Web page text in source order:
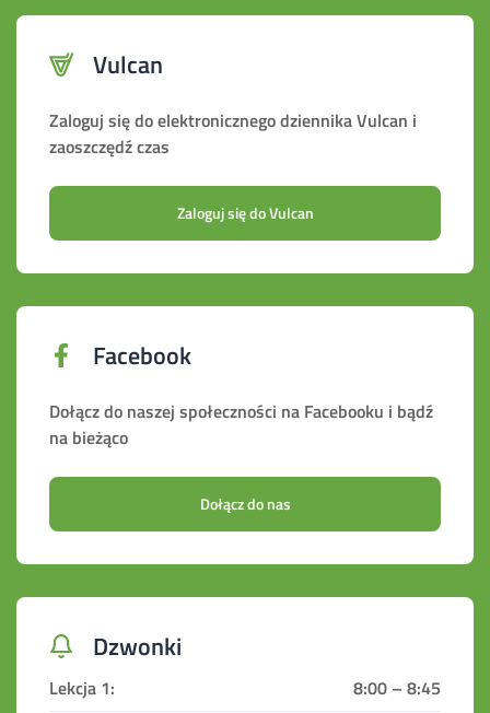
Vulcan
Zaloguj się do elektronicznego dziennika Vulcan i
zaoszczędź czas
Zaloguj się do Vulcan
Facebook
Dołącz do naszej społeczności na Facebooku i bądź
na bieżąco
Dołącz do nas
Dzwonki
8:00 – 8:45